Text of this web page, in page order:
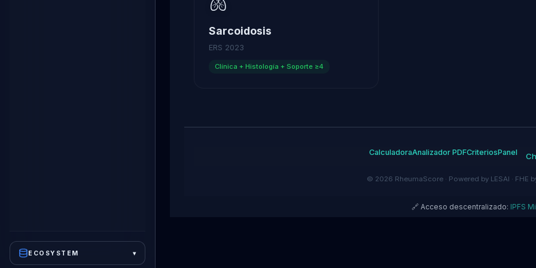
ECOSYSTEM ▾
Sarcoidosis
ERS 2023
Clínica + Histología + Soporte ≥4
CalculadoraAnalizador PDFCriteriosPanel
© 2026 RheumaScore · Powered by LESAI · FHE
🔗 Acceso descentralizado: IPFS